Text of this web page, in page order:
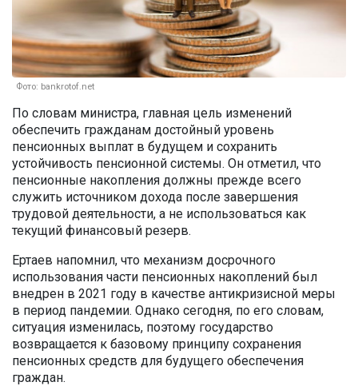
Фото: bankrotof.net
По словам министра, главная цель изменений
обеспечить гражданам достойный уровень
пенсионных выплат в будущем и сохранить
устойчивость пенсионной системы. Он отметил, что
пенсионные накопления должны прежде всего
служить источником дохода после завершения
трудовой деятельности, а не использоваться как
текущий финансовый резерв.
Ертаев напомнил, что механизм досрочного
использования части пенсионных накоплений был
внедрен в 2021 году в качестве антикризисной меры
в период пандемии. Однако сегодня, по его словам,
ситуация изменилась, поэтому государство
возвращается к базовому принципу сохранения
пенсионных средств для будущего обеспечения
граждан.